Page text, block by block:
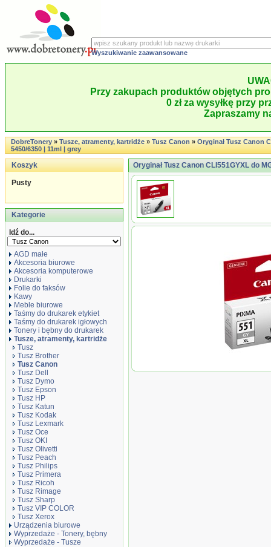
Wyszukiwanie zaawansowane
Przy zakupach produktów objętych
0 zł za wysyłkę przy
Zapraszamy
DobreTonery»Tusze, atramenty, kartridże»Tusz Canon»Oryginał Tusz Canon
5450/6350 | 11ml | grey
Koszyk
Pusty
Kategorie
Idź do...
AGD małe
Akcesoria biurowe
Akcesoria komputerowe
Drukarki
Folie do faksów
Kawy
Meble biurowe
Taśmy do drukarek etykiet
Taśmy do drukarek igłowych
Tonery i bębny do drukarek
Tusze, atramenty, kartridże
Tusz
Tusz Brother
Tusz Canon
Tusz Dell
Tusz Dymo
Tusz Epson
Tusz HP
Tusz Katun
Tusz Kodak
Tusz Lexmark
Tusz Oce
Tusz OKI
Tusz Olivetti
Tusz Peach
Tusz Philips
Tusz Primera
Tusz Ricoh
Tusz Rimage
Tusz Sharp
Tusz VIP COLOR
Tusz Xerox
Urządzenia biurowe
Wyprzedaże - Tonery, bębny
Wyprzedaże - Tusze
Oryginał Tusz Canon CLI551GYXL do
CLI551GYXL